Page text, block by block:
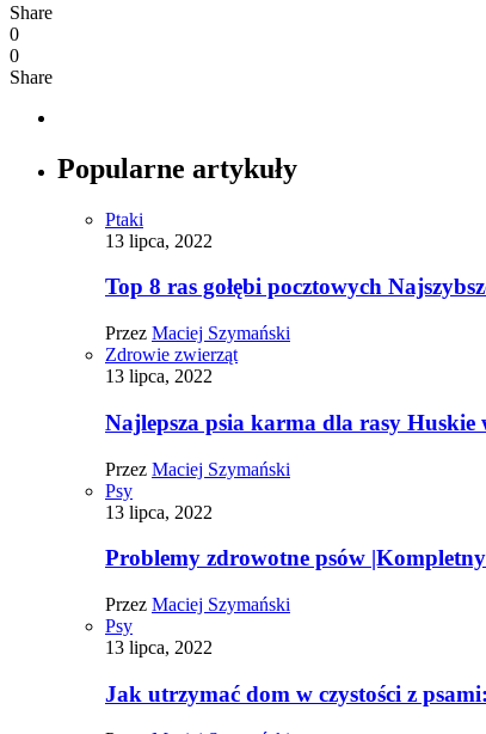
Share
0
0
Share
Popularne artykuły
Ptaki
13 lipca, 2022
Top 8 ras gołębi pocztowych
Przez Maciej Szymański
Zdrowie zwierząt
13 lipca, 2022
Najlepsza psia karma dla rasy Huskie
Przez Maciej Szymański
Psy
13 lipca, 2022
Problemy zdrowotne psów
Przez Maciej Szymański
Psy
13 lipca, 2022
Jak utrzymać dom w czystości z